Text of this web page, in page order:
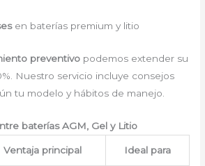
en baterías premium y litio
preventivo podemos extender su
Nuestro servicio incluye consejos
tu modelo y hábitos de manejo.
baterías AGM, Gel y Litio
Ventaja principal Ideal para